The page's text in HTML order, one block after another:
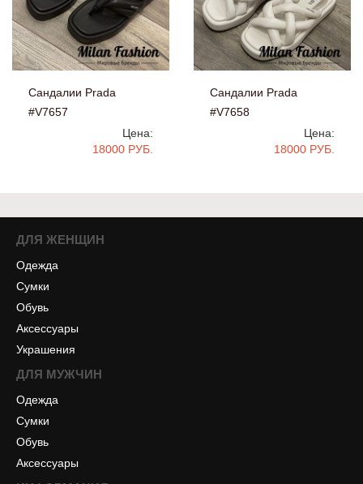
Сандалии Prada
#V7657
Цена:
18000 РУБ.
Сандалии Prada
#V7658
Цена:
18000 РУБ.
ДЛЯ ЖЕНЩИН
Одежда
Сумки
Обувь
Аксессуары
Украшения
ДЛЯ МУЖЧИН
Одежда
Сумки
Обувь
Аксессуары